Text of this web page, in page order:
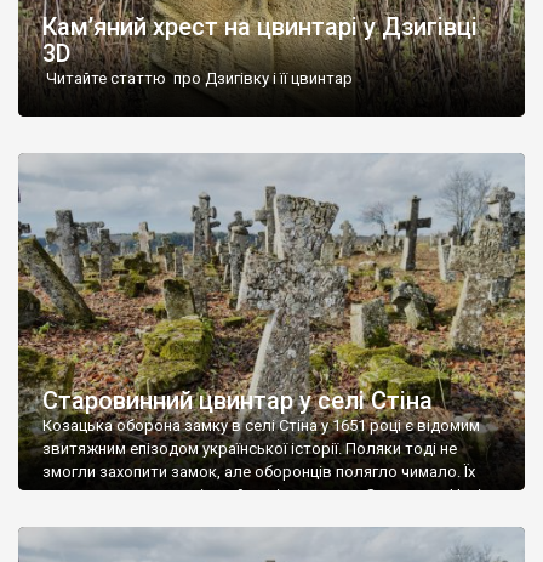
Кам’яний хрест на цвинтарі у Дзигівці
3D
Читайте статтю про Дзигівку і її цвинтар
Старовинний цвинтар у селі Стіна
Козацька оборона замку в селі Стіна у 1651 році є відомим
звитяжним епізодом української історії. Поляки тоді не
змогли захопити замок, але оборонців полягло чимало. Їх
поховали на цвинтарі, який тоді називався Замковим. Нині на
ньому чимало хрестів 19 століття, є такі, де епітафії стер […]